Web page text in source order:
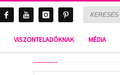
VISZONTELADÓKNAK MÉDIA